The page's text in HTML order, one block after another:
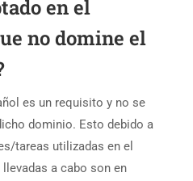
en el
no domine el
es un requisito y no se
dominio. Esto debido a
tareas utilizadas en el
a cabo son en